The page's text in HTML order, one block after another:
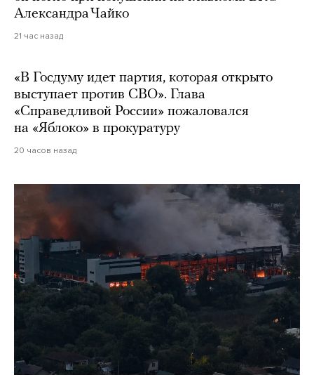
Александра Чайко
21 час назад
«В Госдуму идет партия, которая открыто
выступает против СВО». Глава
«Справедливой России» пожаловался
на «Яблоко» в прокуратуру
20 часов назад